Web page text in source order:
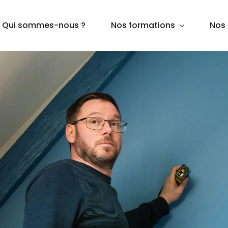
Qui sommes-nous ? Nos formations